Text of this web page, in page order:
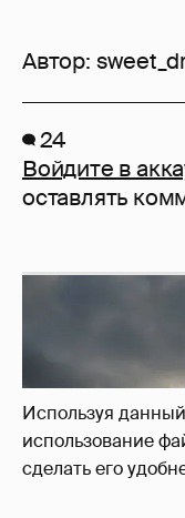
Используя
использование
сделать его
Автор:
24
Войдите в
оставлять